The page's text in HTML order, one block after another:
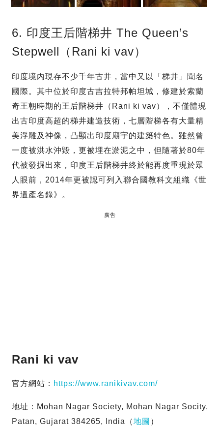
6. 印度王后階梯井 The Queen’s
Stepwell（Rani ki vav）
印度境內現存不少千年古井，當中又以「梯井」聞名
國際。其中位於印度古吉拉特邦帕坦城，修建於索蘭
奇王朝時期的王后階梯井（Rani ki vav），不僅體現
出古印度高超的梯井建造技術，七層階梯各有大量精
美浮雕及神像，凸顯出印度廟宇的建築特色。雖然曾
一度被洪水沖毀，更被埋在淤泥之中，但隨著於80年
代被發掘出來，印度王后階梯井終於能再度重現於眾
人眼前，2014年更被認可列入聯合國教科文組織《世
界遺產名錄》。
廣告
Rani ki vav
官方網站： https://www.ranikivav.com/
地址：Mohan Nagar Society, Mohan Nagar Socity,
Patan, Gujarat 384265, India（地圖 ）